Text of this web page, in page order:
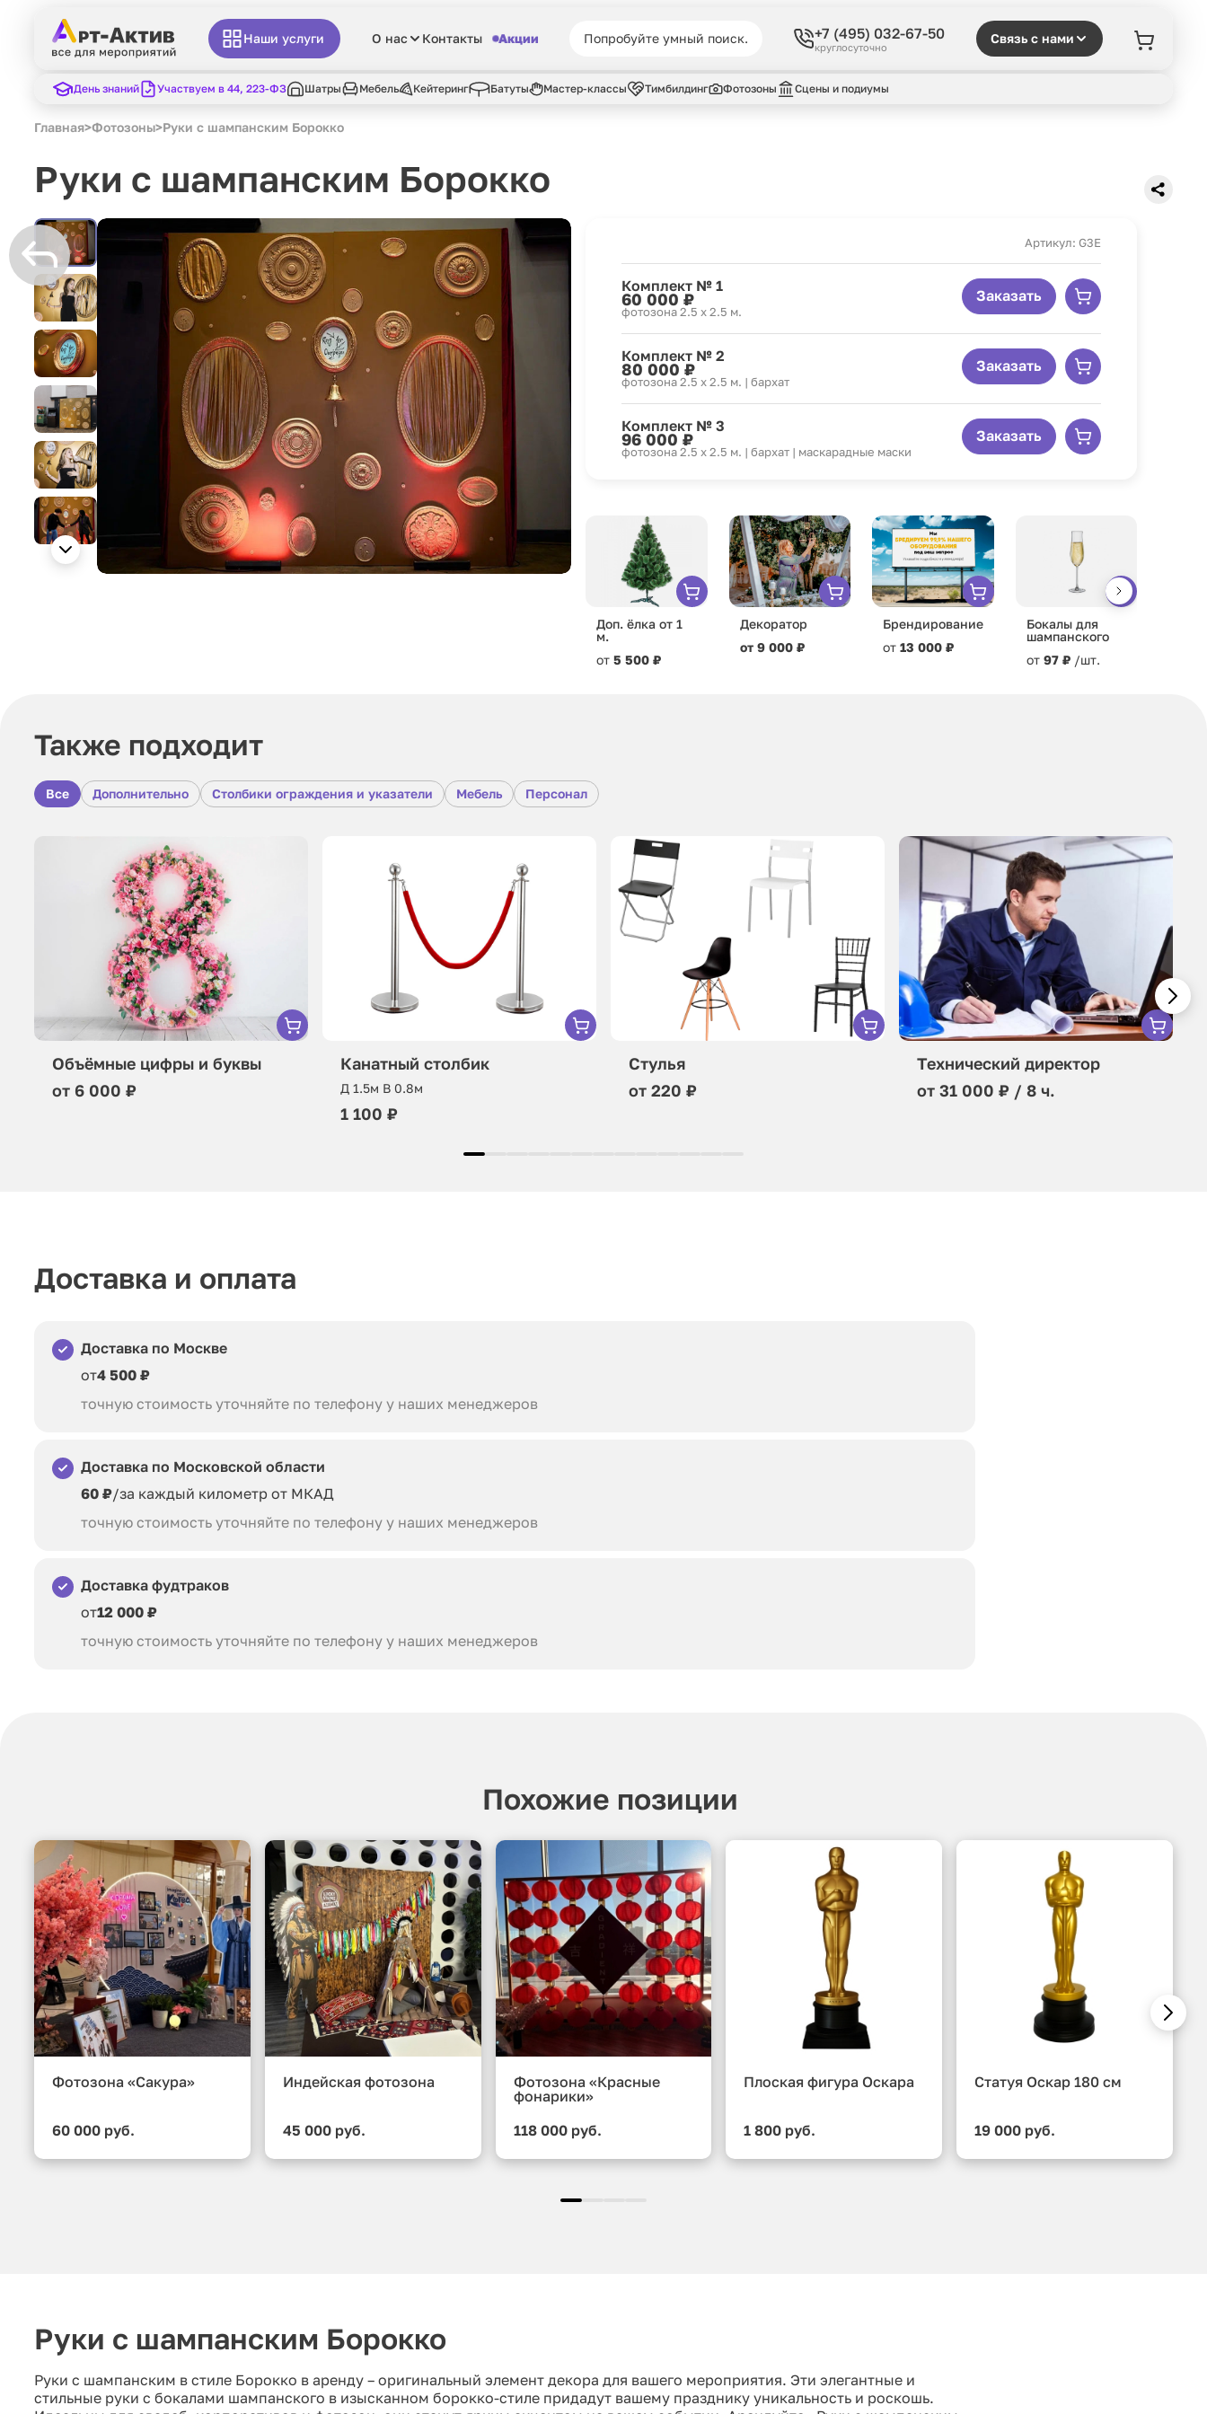
Наши услуги О нас Контакты Акции +7 (495) 032-67-50
круглосуточно
Связь с нами
День знаний Участвуем в 44, 223-ФЗ Шатры Мебель Кейтеринг Батуты Мастер-классы Тимбилдинг Фотозоны Сцены и подиумы
Главная>Фотозоны>Руки с шампанским Борокко
Руки с шампанским Борокко
Артикул: G3E
Комплект № 1
60 000 ₽
фотозона 2.5 х 2.5 м.
Заказать
Комплект № 2
80 000 ₽
фотозона 2.5 х 2.5 м. | бархат
Заказать
Комплект № 3
96 000 ₽
фотозона 2.5 x 2.5 м. | бархат | маскарадные маски
Заказать
Доп. ёлка от 1
м.
от 5 500 ₽
Декоратор
от 9 000 ₽
Брендирование
от 13 000 ₽
Бокалы для
шампанского
от 97 ₽/шт.
Также подходит
Все Дополнительно Столбики ограждения и указатели Мебель Персонал
Объёмные цифры и буквы
от 6 000 ₽
Канатный столбик
Д 1.5м В 0.8м
1 100 ₽
Стулья
от 220 ₽
Технический директор
от 31 000 ₽ / 8 ч.
Доставка и оплата
Доставка по Москве
от4 500 ₽
точную стоимость уточняйте по телефону у наших менеджеров
Доставка по Московской области
60 ₽/за каждый километр от МКАД
точную стоимость уточняйте по телефону у наших менеджеров
Доставка фудтраков
от12 000 ₽
точную стоимость уточняйте по телефону у наших менеджеров
Похожие позиции
Фотозона «Сакура»
60 000 руб.
Индейская фотозона
45 000 руб.
Фотозона «Красные
фонарики»
118 000 руб.
Плоская фигура Оскара
1 800 руб.
Статуя Оскар 180 см
19 000 руб.
Руки с шампанским Борокко
Руки с шампанским в стиле Борокко в аренду – оригинальный элемент декора для вашего мероприятия. Эти элегантные и
стильные руки с бокалами шампанского в изысканном борокко-стиле придадут вашему празднику уникальность и роскошь.